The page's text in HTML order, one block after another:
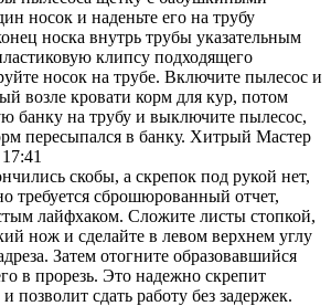
носок и наденьте его на трубу
носка внутрь трубы указательным
клипсу подходящего
носок на трубе. Включите пылесос и
возле кровати корм для кур, потом
банку на трубу и выключите пылесос,
пересыпался в банку. Хитрый Мастер
скобы, а скрепок под рукой нет,
требуется сброшюрованный отчет,
лайфхаком. Сложите листы стопкой,
нож и сделайте в левом верхнем углу
Затем отогните образовавшийся
в прорезь. Это надежно скрепит
позволит сдать работу без задержек.